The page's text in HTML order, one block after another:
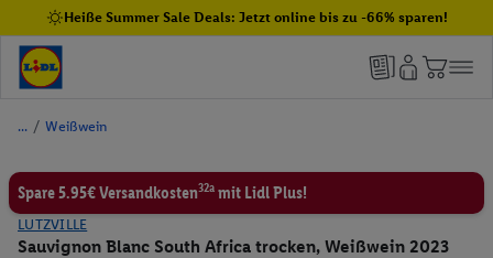
Heiße Summer Sale Deals: Jetzt online bis zu -66% sparen!
/ Weißwein
Spare 5.95€ Versandkosten32a mit Lidl Plus!
LUTZVILLE
Sauvignon Blanc South Africa trocken, Weißwein 2023